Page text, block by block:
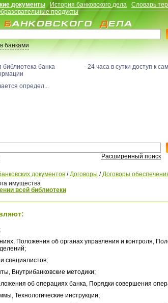
документы История банковского дела
Словарь
продукты
банками
библиотека банка - 24 часа в сутки доступ к
определ...
Расширенный поиск
документов /Договоры /Договоры
имущества
всей библиотеки
Положения об органах управления и контроля,
специалистов;
Внутрибанковские методики;
об операциях банка, Порядки совершения
Технологические инструкции;